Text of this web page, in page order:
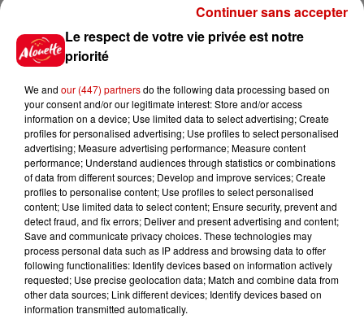
Jeux
Gagnez vos places pour le
festival Marché Gourmand 2026
à Coulon !
Le Duel - Gagnez vos entrées
pour l'un des zoos de nos
régions !
Destination Vacances - Gagnez
Le respect de votre vie privée est notre
priorité
We and our (447) partnersdo the following data processing based on
your consent and/or our legitimate interest: Store and/or access
information on a device; Use limited data to select advertising; Create
profiles for personalised advertising; Use profiles to select personalised
advertising; Measure advertising performance; Measure content
performance; Understand audiences through statistics or combinations
of data from different sources; Develop and improve services; Create
profiles to personalise content; Use profiles to select personalised
content; Use limited data to select content; Ensure security, prevent and
detect fraud, and fix errors; Deliver and present advertising and content;
Save and communicate privacy choices. These technologies may
process personal data such as IP address and browsing data to offer
following functionalities: Identify devices based on information actively
requested; Use precise geolocation data; Match and combine data from
other data sources; Link different devices; Identify devices based on
information transmitted automatically.
Continuer sans accepter